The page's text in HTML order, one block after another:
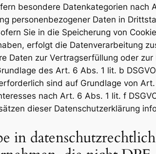
besondere Datenkategorien
personenbezogener Daten in
Sie in die Speicherung von
erfolgt die Datenverarbeitung
Daten zur Vertragserfüllung oder
des Art. 6 Abs. 1 lit. b
sind auf Grundlage von
nach Art. 6 Abs. 1 lit. f
dieser Datenschutzerklärung
in